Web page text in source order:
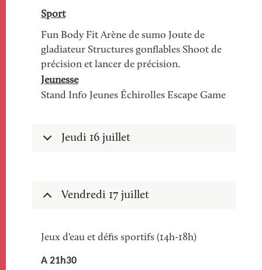
Sport
Fun Body Fit Arène de sumo Joute de
gladiateur Structures gonflables Shoot de
précision et lancer de précision.
Jeunesse
Stand Info Jeunes Échirolles Escape Game
Jeudi 16 juillet
Vendredi 17 juillet
Jeux d'eau et défis sportifs (14h-18h)
A 21h30